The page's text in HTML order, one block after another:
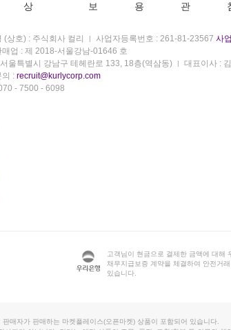
상
보
용
관
(상호) : 주식회사 컬리 사업자등록번호 : 261-81-23567 사
매업 : 제 2018-서울강남-01646 호
울특별시 강남구 테헤란로 133, 18층(역삼동)
대표이사 :
의 : recruit@kurlycorp.com
- 7500 - 6098
고객님이 현금으로 결제한 금액에 대해
채무지급보증 계약을 체결하여 안전거
있습니다.
매자가 판매하는 마켓플레이스(오픈마켓) 상품이 포함되어 있습니다.